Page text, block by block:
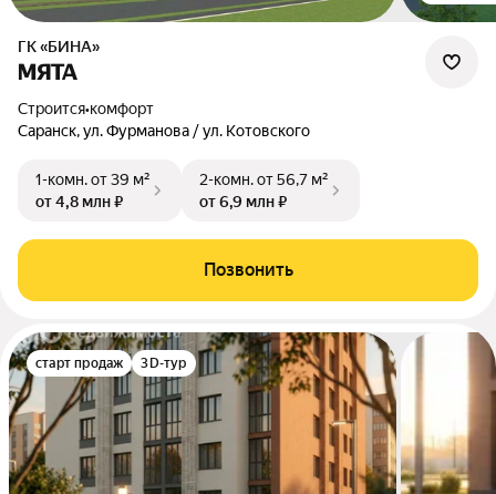
ГК «БИНА»
МЯТА
Строится•комфорт
Саранск, ул. Фурманова / ул. Котовского
1-комн.от 39 м²
от 4,8 млн ₽
2-комн.от 56,7 м²
от 6,9 млн ₽
Позвонить
старт продаж 3D-тур